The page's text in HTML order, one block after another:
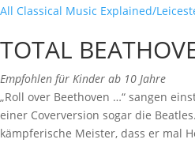
All Classical Music Explained/
TOTAL
Empfohlen für Kinder ab 10 Jahre
„Roll over Beethoven …“ sangen
einer Coverversion sogar die
kämpferische Meister, dass er mal